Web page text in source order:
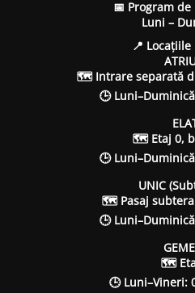
📅 Program
Luni –
📍
🗺 Intrare separată
🕒
🗺 Etaj 0,
🕒
UNIC
🗺 Pasaj
🕒
🗺
🕒 Luni–Vineri: